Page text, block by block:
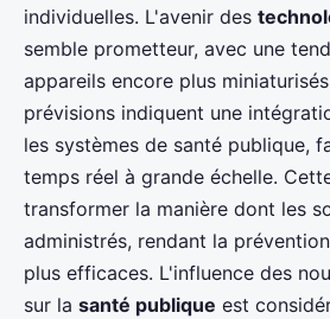
individuelles. L'avenir des
semble prometteur, avec une
appareils encore plus
prévisions indiquent une
les systèmes de santé publique,
temps réel à grande échelle.
transformer la manière dont les
administrés, rendant la
plus efficaces. L'influence des
sur la santé publique est